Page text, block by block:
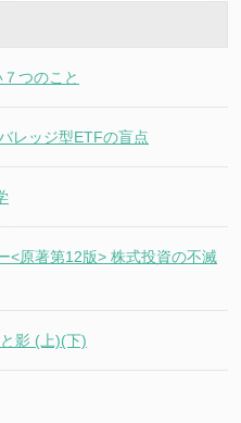
つのこと
レッジ型ETFの盲点
<原著第12版> 株式投資の不滅
影 (上)(下)